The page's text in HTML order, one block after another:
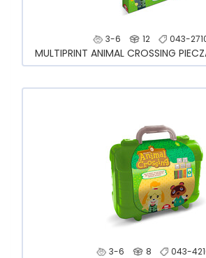
3-6 12 043-
MULTIPRINT ANIMAL CROSSING
3-6 8 043-